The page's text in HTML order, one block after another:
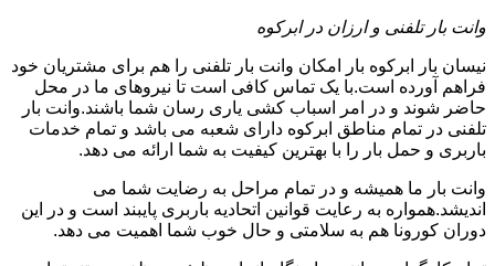
وانت بار تلفنی و ارزان در ابرکوه
نیسان بار ابرکوه بار امکان وانت بار تلفنی را هم برای مشتریان خود
فراهم آورده است.با یک تماس کافی است تا نیروهای ما در محل
حاضر شوند و در امر اسباب کشی یاری رسان شما باشند.وانت بار
تلفنی در تمام مناطق ابرکوه دارای شعبه می باشد و تمام خدمات
باربری و حمل بار را با بهترین کیفیت به شما ارائه می دهد.
وانت بار ما همیشه و در تمام مراحل به رضایت شما می
اندیشد.همواره به رعایت قوانین اتحادیه باربری پایبند است و در این
دوران کورونا هم به سلامتی و حال خوب شما اهمیت می دهد.